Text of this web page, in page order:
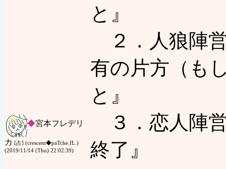
◆宮本フレデリ
カ [占] (crescent◆paTche.IL.)
(2019/11/14 (Thu) 22:02:39)
と』
２．人狼陣
有の片方（も
と』
３．恋人陣
終了』